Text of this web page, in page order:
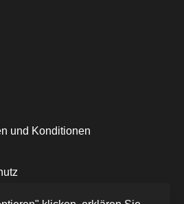
und Konditionen